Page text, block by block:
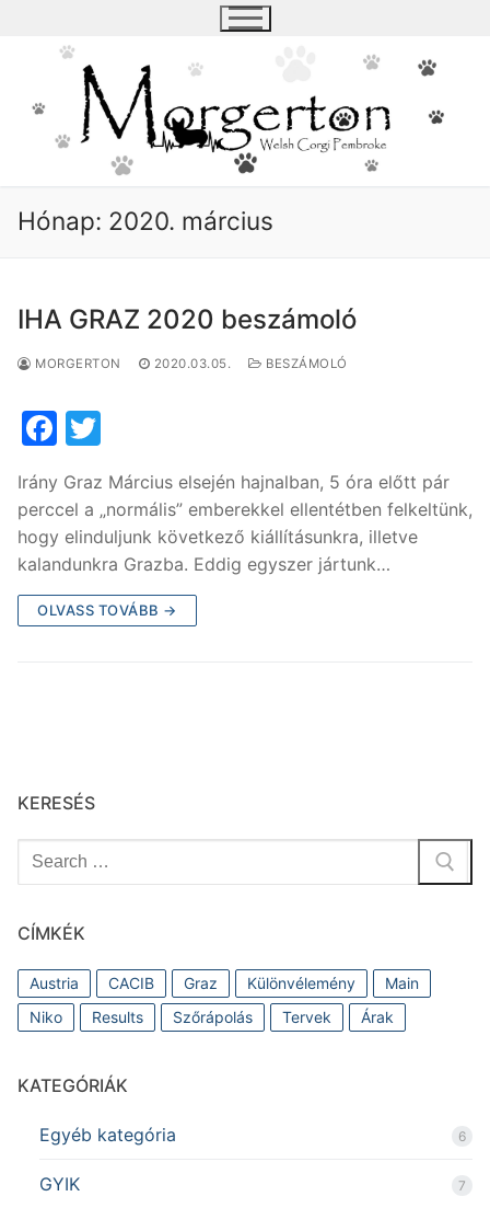
tartalomra
Hónap: 2020. március
IHA GRAZ 2020 beszámoló
MORGERTON 2020.03.05. BESZÁMOLÓ
F
c
e
b
o
o
itt
er
Irány Graz Március elsején hajnalban, 5 óra előtt pár
perccel a „normális” emberekkel ellentétben felkeltünk,
hogy elinduljunk következő kiállításunkra, illetve
kalandunkra Grazba. Eddig egyszer jártunk…
OLVASS TOVÁBB →
KERESÉS
Keresése:
CÍMKÉK
Austria CACIB Graz Különvélemény
Main
Niko
Results Szőrápolás Tervek Árak
KATEGÓRIÁK
Egyéb kategória 6
GYIK 7